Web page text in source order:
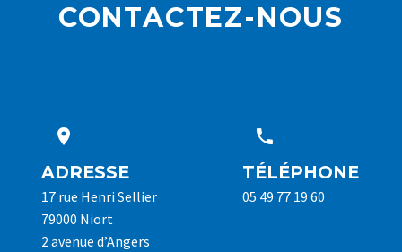
CONTACTEZ-NOUS


ADRESSE
17 rue Henri Sellier
79000 Niort
2 avenue d’Angers


TÉLÉPHONE
05 49 77 19 60